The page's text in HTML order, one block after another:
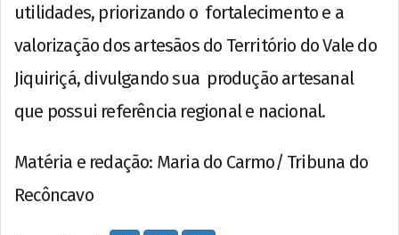
utilidades, priorizando o fortalecimento e a
valorização dos artesãos do Território do Vale do
Jiquiriçá, divulgando sua produção artesanal
que possui referência regional e nacional.
Matéria e redação: Maria do Carmo/ Tribuna do
Recôncavo